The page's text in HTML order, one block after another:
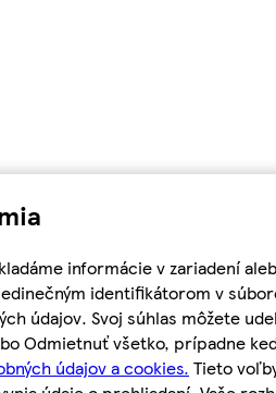
informácie v zariadení
identifikátorom v
údajov. Svoj súhlas môžete
Odmietnuť všetko, prípadne
údajov a cookies. Tieto